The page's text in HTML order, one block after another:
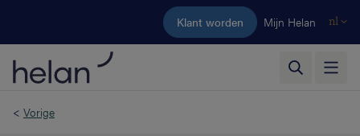
Ga naar de hoofdinhoud
Klant worden Mijn Helan nl
< Vorige